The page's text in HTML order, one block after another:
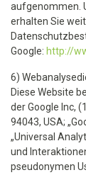
aufgenommen.
erhalten Sie
Google: http://
6)
Diese Website
der Google Inc,
94043, USA;
„Universal
und
pseudonymen